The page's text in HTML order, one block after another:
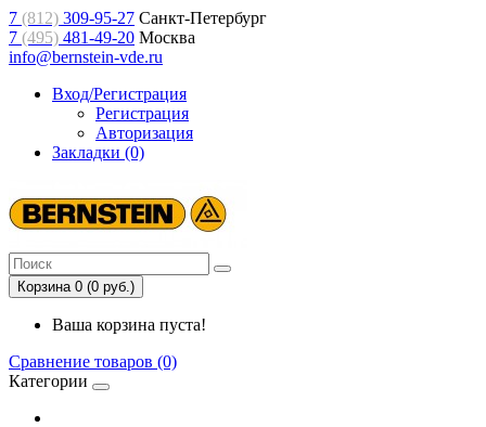
7 (812) 309-95-27 Санкт-Петербург
7 (495) 481-49-20 Москва
info@bernstein-vde.ru
Вход/Регистрация
Регистрация
Авторизация
Закладки (0)
Корзина 0 (0 руб.)
Ваша корзина пуста!
Сравнение товаров (0)
Категории